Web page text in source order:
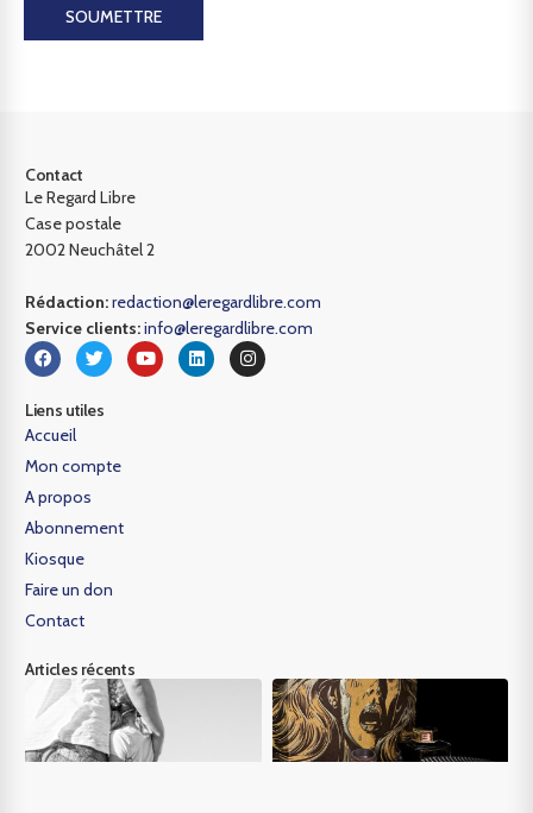
SOUMETTRE
Contact
Le Regard Libre
Case postale
2002 Neuchâtel 2
Rédaction:redaction@leregardlibre.com
Service clients:info@leregardlibre.com
Liens utiles
Accueil
Mon compte
A propos
Abonnement
Kiosque
Faire un don
Contact
Articles récents